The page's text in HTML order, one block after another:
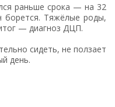
раньше срока — на 32
борется. Тяжёлые роды,
— диагноз ДЦП.
сидеть, не ползает
день.